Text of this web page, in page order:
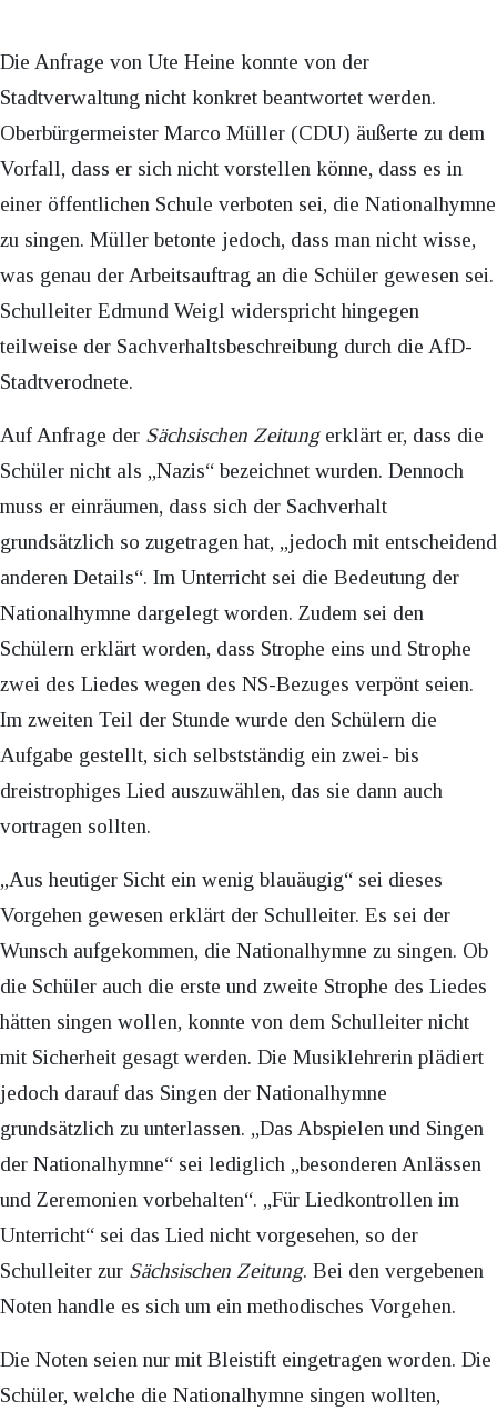
Die Anfrage von Ute Heine konnte von der
Stadtverwaltung nicht konkret beantwortet werden.
Oberbürgermeister Marco Müller (CDU) äußerte zu dem
Vorfall, dass er sich nicht vorstellen könne, dass es in
einer öffentlichen Schule verboten sei, die Nationalhymne
zu singen. Müller betonte jedoch, dass man nicht wisse,
was genau der Arbeitsauftrag an die Schüler gewesen sei.
Schulleiter Edmund Weigl widerspricht hingegen
teilweise der Sachverhaltsbeschreibung durch die AfD-
Stadtverodnete.
Auf Anfrage der Sächsischen Zeitungerklärt er, dass die
Schüler nicht als „Nazis“ bezeichnet wurden. Dennoch
muss er einräumen, dass sich der Sachverhalt
grundsätzlich so zugetragen hat, „jedoch mit entscheidend
anderen Details“. Im Unterricht sei die Bedeutung der
Nationalhymne dargelegt worden. Zudem sei den
Schülern erklärt worden, dass Strophe eins und Strophe
zwei des Liedes wegen des NS-Bezuges verpönt seien.
Im zweiten Teil der Stunde wurde den Schülern die
Aufgabe gestellt, sich selbstständig ein zwei- bis
dreistrophiges Lied auszuwählen, das sie dann auch
vortragen sollten.
„Aus heutiger Sicht ein wenig blauäugig“ sei dieses
Vorgehen gewesen erklärt der Schulleiter. Es sei der
Wunsch aufgekommen, die Nationalhymne zu singen. Ob
die Schüler auch die erste und zweite Strophe des Liedes
hätten singen wollen, konnte von dem Schulleiter nicht
mit Sicherheit gesagt werden. Die Musiklehrerin plädiert
jedoch darauf das Singen der Nationalhymne
grundsätzlich zu unterlassen. „Das Abspielen und Singen
der Nationalhymne“ sei lediglich „besonderen Anlässen
und Zeremonien vorbehalten“. „Für Liedkontrollen im
Unterricht“ sei das Lied nicht vorgesehen, so der
Schulleiter zur Sächsischen Zeitung. Bei den vergebenen
Noten handle es sich um ein methodisches Vorgehen.
Die Noten seien nur mit Bleistift eingetragen worden. Die
Schüler, welche die Nationalhymne singen wollten,